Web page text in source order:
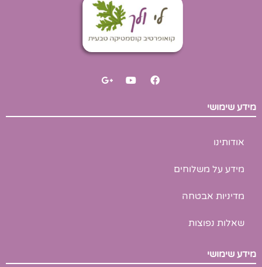
F
a
Y
o
G
o
מידע שימושי
אודותינו
מידע על משלוחים
מדיניות אבטחה
שאלות נפוצות
מידע שימושי